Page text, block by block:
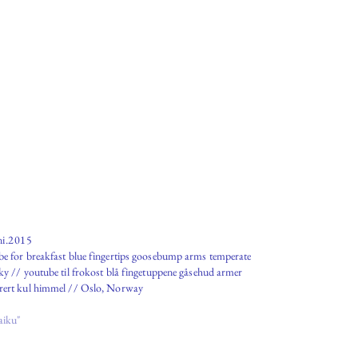
for breakfast blue fingertips goosebump arms temperate
// youtube til frokost blå fingetuppene gåsehud armer
kul himmel // Oslo, Norway